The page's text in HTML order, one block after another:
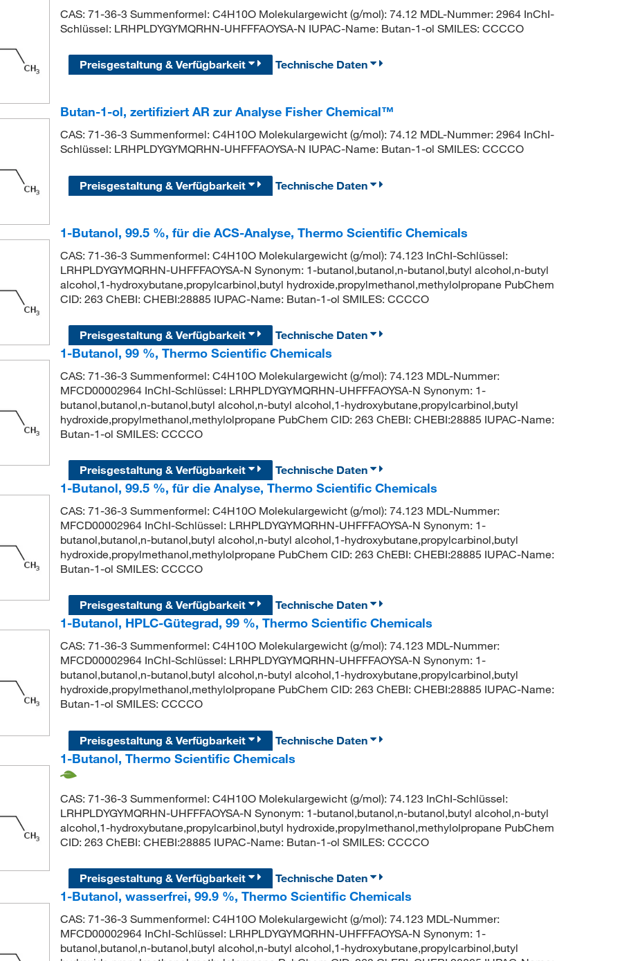
CAS: 71-36-3 Summenformel: C4H10O Molekulargewicht (g/mol): 74.12 MDL-Nummer: 2964 InChI-
Schlüssel: LRHPLDYGYMQRHN-UHFFFAOYSA-N IUPAC-Name: Butan-1-ol SMILES: CCCCO
Preisgestaltung & Verfügbarkeit Technische Daten
Butan-1-ol, zertifiziert AR zur Analyse Fisher Chemical™
CAS: 71-36-3 Summenformel: C4H10O Molekulargewicht (g/mol): 74.12 MDL-Nummer: 2964 InChI-
Schlüssel: LRHPLDYGYMQRHN-UHFFFAOYSA-N IUPAC-Name: Butan-1-ol SMILES: CCCCO
Preisgestaltung & Verfügbarkeit Technische Daten
1-Butanol, 99.5 %, für die ACS-Analyse, Thermo Scientific Chemicals
CAS: 71-36-3 Summenformel: C4H10O Molekulargewicht (g/mol): 74.123 InChI-Schlüssel:
LRHPLDYGYMQRHN-UHFFFAOYSA-N Synonym: 1-butanol,butanol,n-butanol,butyl alcohol,n-butyl
alcohol,1-hydroxybutane,propylcarbinol,butyl hydroxide,propylmethanol,methylolpropane PubChem
CID: 263 ChEBI: CHEBI:28885 IUPAC-Name: Butan-1-ol SMILES: CCCCO
Preisgestaltung & Verfügbarkeit
Technische Daten
1-Butanol, 99 %, Thermo Scientific Chemicals
CAS: 71-36-3 Summenformel: C4H10O Molekulargewicht (g/mol): 74.123 MDL-Nummer:
MFCD00002964 InChI-Schlüssel: LRHPLDYGYMQRHN-UHFFFAOYSA-N Synonym: 1-
butanol,butanol,n-butanol,butyl alcohol,n-butyl alcohol,1-hydroxybutane,propylcarbinol,butyl
hydroxide,propylmethanol,methylolpropane PubChem CID: 263 ChEBI: CHEBI:28885 IUPAC-Name:
Butan-1-ol SMILES: CCCCO
Preisgestaltung & Verfügbarkeit
Technische Daten
1-Butanol, 99.5 %, für die Analyse, Thermo Scientific Chemicals
CAS: 71-36-3 Summenformel: C4H10O Molekulargewicht (g/mol): 74.123 MDL-Nummer:
MFCD00002964 InChI-Schlüssel: LRHPLDYGYMQRHN-UHFFFAOYSA-N Synonym: 1-
butanol,butanol,n-butanol,butyl alcohol,n-butyl alcohol,1-hydroxybutane,propylcarbinol,butyl
hydroxide,propylmethanol,methylolpropane PubChem CID: 263 ChEBI: CHEBI:28885 IUPAC-Name:
Butan-1-ol SMILES: CCCCO
Preisgestaltung & Verfügbarkeit
Technische Daten
1-Butanol, HPLC-Gütegrad, 99 %, Thermo Scientific Chemicals
CAS: 71-36-3 Summenformel: C4H10O Molekulargewicht (g/mol): 74.123 MDL-Nummer:
MFCD00002964 InChI-Schlüssel: LRHPLDYGYMQRHN-UHFFFAOYSA-N Synonym: 1-
butanol,butanol,n-butanol,butyl alcohol,n-butyl alcohol,1-hydroxybutane,propylcarbinol,butyl
hydroxide,propylmethanol,methylolpropane PubChem CID: 263 ChEBI: CHEBI:28885 IUPAC-Name:
Butan-1-ol SMILES: CCCCO
Preisgestaltung & Verfügbarkeit
Technische Daten
1-Butanol, Thermo Scientific Chemicals
CAS: 71-36-3 Summenformel: C4H10O Molekulargewicht (g/mol): 74.123 InChI-Schlüssel:
LRHPLDYGYMQRHN-UHFFFAOYSA-N Synonym: 1-butanol,butanol,n-butanol,butyl alcohol,n-butyl
alcohol,1-hydroxybutane,propylcarbinol,butyl hydroxide,propylmethanol,methylolpropane PubChem
CID: 263 ChEBI: CHEBI:28885 IUPAC-Name: Butan-1-ol SMILES: CCCCO
Preisgestaltung & Verfügbarkeit
Technische Daten
1-Butanol, wasserfrei, 99.9 %, Thermo Scientific Chemicals
CAS: 71-36-3 Summenformel: C4H10O Molekulargewicht (g/mol): 74.123 MDL-Nummer:
MFCD00002964 InChI-Schlüssel: LRHPLDYGYMQRHN-UHFFFAOYSA-N Synonym: 1-
butanol,butanol,n-butanol,butyl alcohol,n-butyl alcohol,1-hydroxybutane,propylcarbinol,butyl